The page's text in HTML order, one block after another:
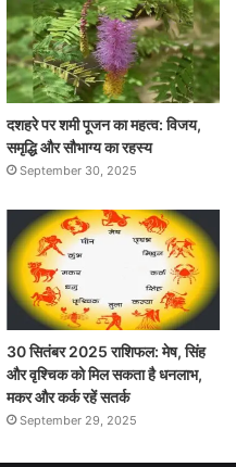
दशहरे पर शमी पूजन का महत्व: विजय,
समृद्धि और सौभाग्य का रहस्य
September 30, 2025
30 सितंबर 2025 राशिफल: मेष, सिंह
और वृश्चिक को मिल सकता है धनलाभ,
मकर और कर्क रहें सतर्क
September 29, 2025